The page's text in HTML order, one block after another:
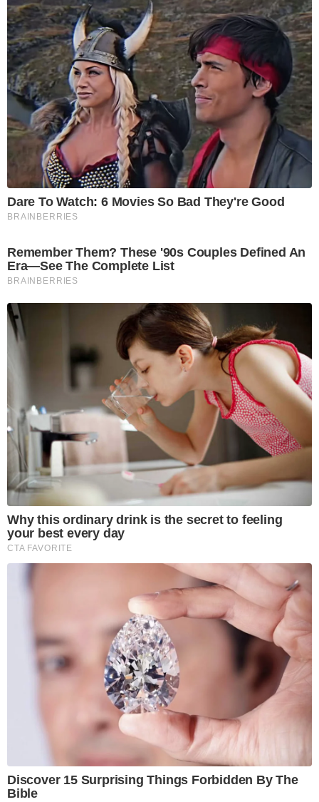
Dare To Watch: 6 Movies So Bad They're Good
BRAINBERRIES
Remember Them? These '90s Couples Defined An
Era—See The Complete List
BRAINBERRIES
Why this ordinary drink is the secret to feeling
your best every day
CTA FAVORITE
Discover 15 Surprising Things Forbidden By The
Bible